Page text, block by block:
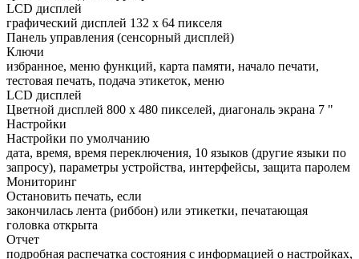
LCD дисплей
графический дисплей 132 x 64 пикселя
Панель управления (сенсорный дисплей)
Ключи
избранное, меню функций, карта памяти, начало печати,
тестовая печать, подача этикеток, меню
LCD дисплей
Цветной дисплей 800 x 480 пикселей, диагональ экрана 7 "
Настройки
Настройки по умолчанию
дата, время, время переключения, 10 языков (другие языки по
запросу), параметры устройства, интерфейсы, защита паролем
Мониторинг
Остановить печать, если
закончилась лента (риббон) или этикетки, печатающая
головка открыта
Отчет
подробная распечатка состояния с информацией о настройках,